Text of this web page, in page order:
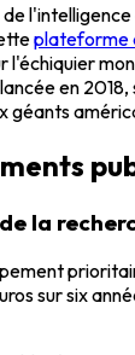
plateforme
l'échiquier
lancée en
géants
de la
sur six